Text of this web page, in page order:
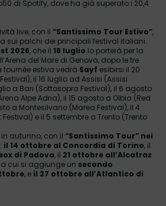
di Spotify, dove ha già superato i 20,4
live, con il “Santissimo Tour Estivo”,
sui palchi dei principali festival italiani.
2026, che il 18 luglio lo porterà per la
del Mare di Genova, dopo le tre
tournée estiva vedrà Sayf esibirsi il 20
il 16 luglio ad Assisi (Assisi
a Bari (Sottosopra Festival), il 6 agosto
Alpe Adria), il 15 agosto a Olbia (Red
a Montesilvano (Marea Festival), il 4
e il 5 settembre a Trento (Trento
autunno, con il “Santissimo Tour” nei
: il 14 ottobre al Concordia di Torino, il
di Padova, il 21 ottobre all’Alcatraz
a cui si aggiunge un secondo
, e il 27 ottobre all’Atlantico di